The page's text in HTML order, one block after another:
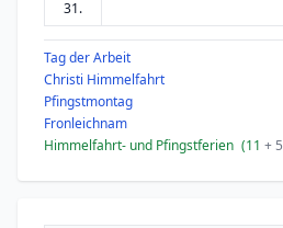
31.
Tag der Arbeit
Christi Himmelfahrt
Pfingstmontag
Fronleichnam
Himmelfahrt- und Pfingstferien (11 + 5